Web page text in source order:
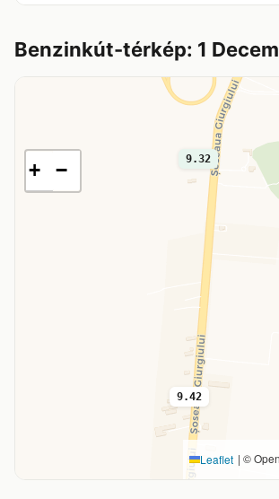
Benzinkút-térkép: 1
9.32
9.42
+ −
Leaflet | ©